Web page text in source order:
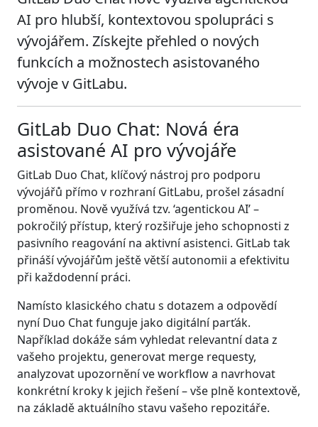
AI pro hlubší, kontextovou spolupráci s
vývojářem. Získejte přehled o nových
funkcích a možnostech asistovaného
vývoje v GitLabu.
GitLab Duo Chat: Nová éra
asistované AI pro vývojáře
GitLab Duo Chat, klíčový nástroj pro podporu
vývojářů přímo v rozhraní GitLabu, prošel zásadní
proměnou. Nově využívá tzv. ‘agentickou AI’ –
pokročilý přístup, který rozšiřuje jeho schopnosti z
pasivního reagování na aktivní asistenci. GitLab tak
přináší vývojářům ještě větší autonomii a efektivitu
při každodenní práci.
Namísto klasického chatu s dotazem a odpovědí
nyní Duo Chat funguje jako digitální parťák.
Například dokáže sám vyhledat relevantní data z
vašeho projektu, generovat merge requesty,
analyzovat upozornění ve workflow a navrhovat
konkrétní kroky k jejich řešení – vše plně kontextově,
na základě aktuálního stavu vašeho repozitáře.